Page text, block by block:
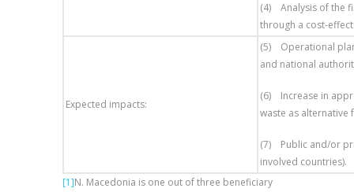
(4) Analysis of the
through a cost-
Expected impacts:
(5) Operational
and national
(6) Increase in
waste as alternative
(7) Public and/or
involved countries).
[1]N. Macedonia is one out of three beneficiary